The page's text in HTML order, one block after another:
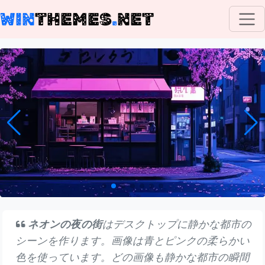
WINTHEMES.NET
ネオンの夜の街はデスクトップに静かな都市の
シーンを作ります。画像は青とピンクの柔らかい
色を使っています。どの画像も静かな都市の瞬間